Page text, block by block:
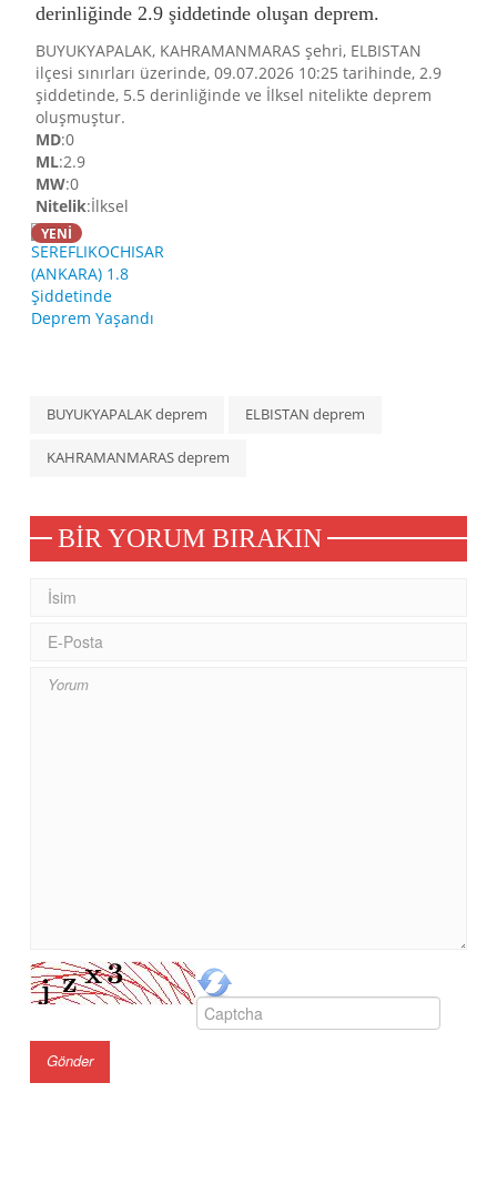
derinliğinde 2.9 şiddetinde oluşan deprem.
BUYUKYAPALAK, KAHRAMANMARAS şehri, ELBISTAN
ilçesi sınırları üzerinde, 09.07.2026 10:25 tarihinde, 2.9
şiddetinde, 5.5 derinliğinde ve İlksel nitelikte deprem
oluşmuştur.
MD:0
ML:2.9
MW:0
Nitelik:İlksel
YENİ
BUYUKYAPALAK deprem ELBISTAN deprem
KAHRAMANMARAS deprem
BIR YORUM BIRAKIN